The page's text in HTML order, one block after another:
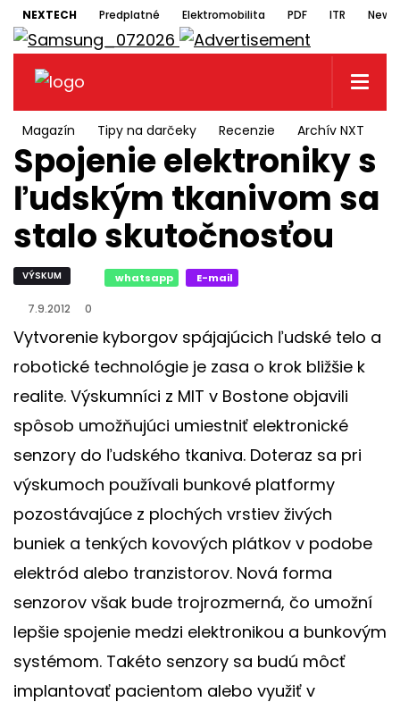
NEXTECH Predplatné Elektromobilita PDF ITR
Magazín Tipy na darčeky Recenzie Archív NXT
Spojenie elektroniky s
ľudským tkanivom sa
stalo skutočnosťou
VÝSKUM whatsapp E-mail
7.9.2012 0
Vytvorenie kyborgov spájajúcich ľudské telo a
robotické technológie je zasa o krok bližšie k
realite. Výskumníci z MIT v Bostone objavili
spôsob umožňujúci umiestniť elektronické
senzory do ľudského tkaniva. Doteraz sa pri
výskumoch používali bunkové platformy
pozostávajúce z plochých vrstiev živých
buniek a tenkých kovových plátkov v podobe
elektród alebo tranzistorov. Nová forma
senzorov však bude trojrozmerná, čo umožní
lepšie spojenie medzi elektronikou a bunkovým
systémom. Takéto senzory sa budú môcť
implantovať pacientom alebo využiť v